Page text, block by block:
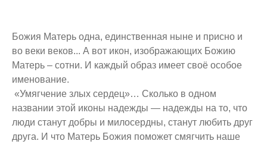
Божия Матерь одна, единственная ныне и присно и
во веки веков... А вот икон, изображающих Божию
Матерь – сотни. И каждый образ имеет своё особое
именование.
«Умягчение злых сердец»… Сколько в одном
названии этой иконы надежды — надежды на то, что
люди станут добры и милосердны, станут любить друг
друга. И что Матерь Божия поможет смягчить наше